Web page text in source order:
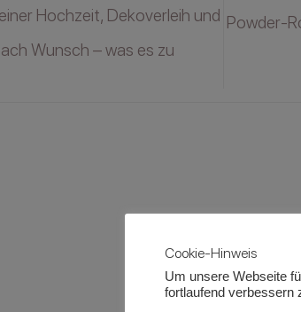
Hochzeit, Dekoverleih und
Wunsch – was es zu
Powder-
Cookie-Hinweis
Um unsere Webseite
fortlaufend verbessern